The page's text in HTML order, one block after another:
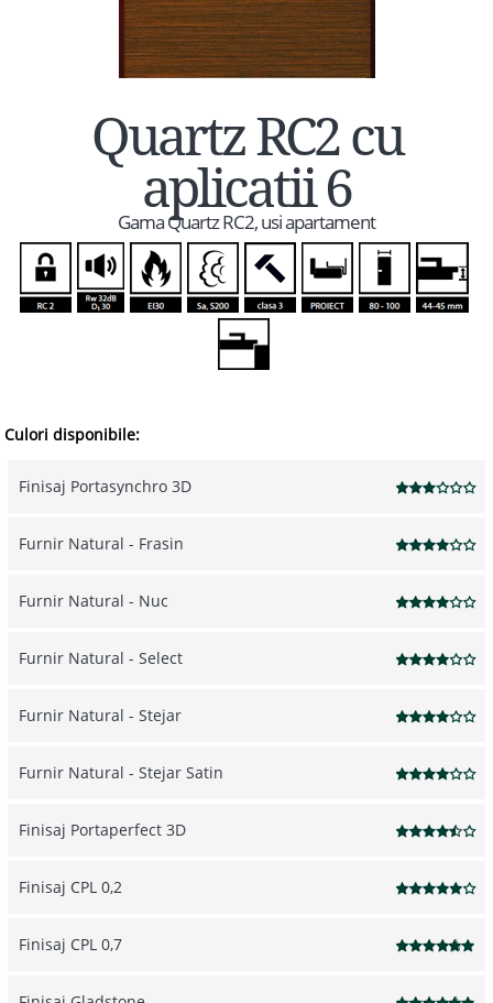
Quartz RC2 cu
aplicatii 6
Gama Quartz RC2, usi apartament
Culori disponibile:
Finisaj Portasynchro 3D
Furnir Natural - Frasin
Furnir Natural - Nuc
Furnir Natural - Select
Furnir Natural - Stejar
Furnir Natural - Stejar Satin
Finisaj Portaperfect 3D
Finisaj CPL 0,2
Finisaj CPL 0,7